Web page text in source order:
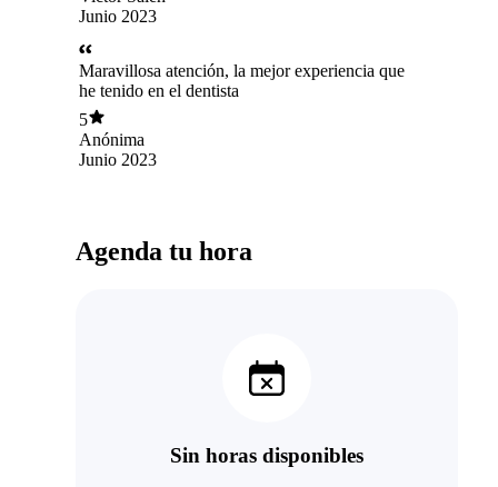
Junio 2023
Maravillosa atención, la mejor experiencia que
he tenido en el dentista
5
Anónima
Junio 2023
Agenda tu hora
Sin horas disponibles